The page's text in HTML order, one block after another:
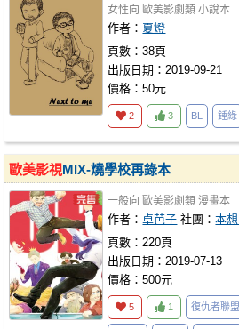
女性向 歐美影劇類 小說本
作者： 夏燈
頁數：38頁
出版日期：2019-09-21
價格：50元
2 3 BL 錘綠
歐美影視MIX-燒學校再錄本
一般向 歐美影劇類 漫畫本
作者：卓芭子 社團：本想
頁數：220頁
出版日期：2019-07-13
價格：500元
5 1 復仇者聯盟